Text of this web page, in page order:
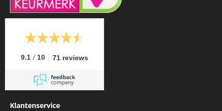
9.1 / 10 71 reviews
Klantenservice